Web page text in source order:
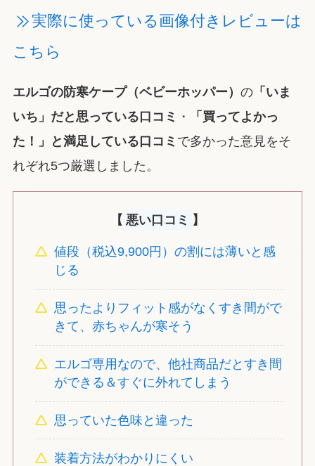
実際に使っている画像付きレビューは
こちら
エルゴの防寒ケープ（ベビーホッパー） の「いま
いち」だと思っている口コミ ・
「買ってよかっ
た！」と満足している口コミ で多かった意見をそ
れぞれ5つ厳選しました。
【 悪い口コミ 】
値段（税込9,900円）の割には薄いと感
じる
思ったよりフィット感がなくすき間がで
きて、赤ちゃんが寒そう
エルゴ専用なので、他社商品だとすき間
ができる＆すぐに外れてしまう
思っていた色味と違った
装着方法がわかりにくい